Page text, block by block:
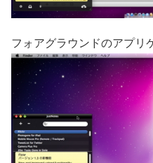
フォアグラウンドのアプリ